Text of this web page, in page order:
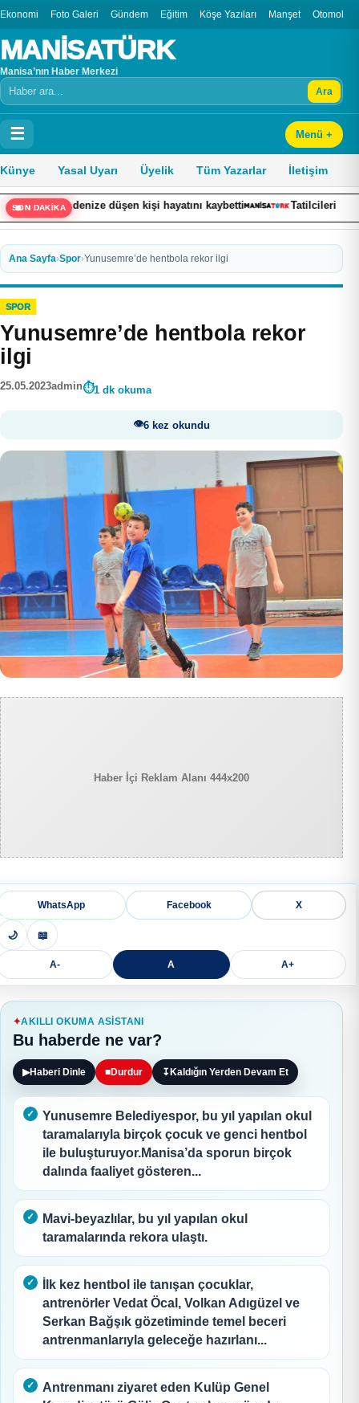
Ekonomi Foto Galeri Gündem Eğitim Köşe Yazıları Manşet Otomobil
MANİSATÜRK
Manisa’nın Haber Merkezi
Arama Ara
☰ Menü +
Künye Yasal Uyarı Üyelik Tüm Yazarlar İletişim
SON DAKİKA
denize düşen kişi hayatını kaybetti Tatilcileri canından
Ana Sayfa›Spor›Yunusemre’de hentbola rekor ilgi
SPOR
Yunusemre’de hentbola rekor
ilgi
25.05.2023admin 1 dk okuma
6 kez okundu
Haber İçi Reklam Alanı 444x200
WhatsApp Facebook X
🌙 📖
A- A A+
AKILLI OKUMA ASISTANI
Bu haberde ne var?
▶Haberi Dinle ■Durdur ↧ Kaldığın Yerden Devam Et
Yunusemre Belediyespor, bu yıl yapılan okul
taramalarıyla birçok çocuk ve genci hentbol
ile buluşturuyor.Manisa’da sporun birçok
dalında faaliyet gösteren...
Mavi-beyazlılar, bu yıl yapılan okul
taramalarında rekora ulaştı.
İlk kez hentbol ile tanışan çocuklar,
antrenörler Vedat Öcal, Volkan Adıgüzel ve
Serkan Bağşık gözetiminde temel beceri
antrenmanlarıyla geleceğe hazırlanı...
Antrenmanı ziyaret eden Kulüp Genel